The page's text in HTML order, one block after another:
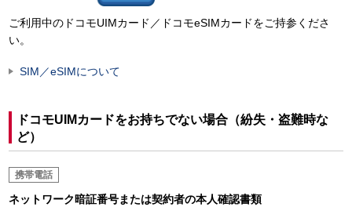
ご利用中のドコモUIMカード／ドコモeSIMカードをご持参くださ
い。
SIM／eSIMについて
ドコモUIMカードをお持ちでない場合（紛失・盗難時な
ど）
携帯電話
ネットワーク暗証番号または契約者の本人確認書類